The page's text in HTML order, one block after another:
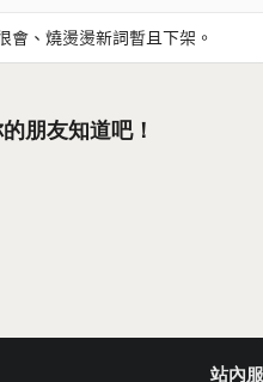
會、燒燙燙新詞暫且下架。
朋友知道吧！
站內